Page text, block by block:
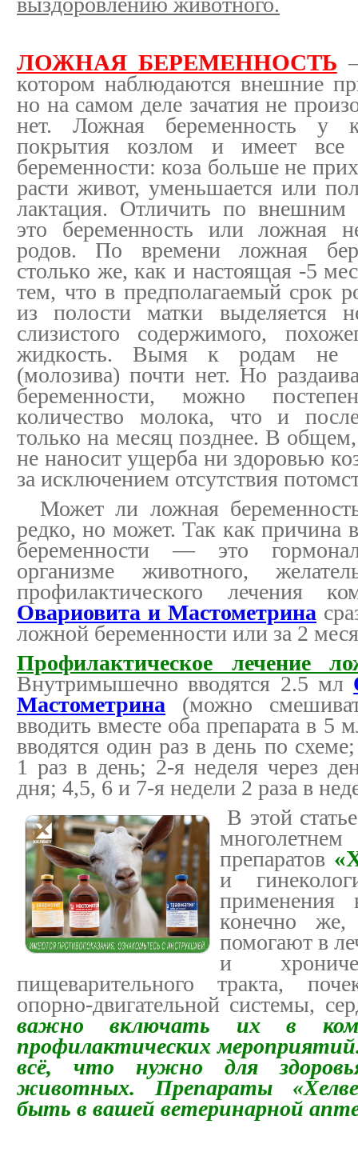
ЛОЖНАЯ БЕРЕМЕННОСТЬ
котором наблюдаются внешние
но на самом деле зачатия не
нет. Ложная беременность у
покрытия козлом и имеет все
беременности: коза больше не
расти живот, уменьшается или
лактация. Отличить по внешним
это беременность или ложная
родов. По времени ложная
столько же, как и настоящая -5
тем, что в предполагаемый срок
из полости матки выделяется
слизистого содержимого,
жидкость. Вымя к родам не
(молозива) почти нет. Но
беременности, можно
количество молока, что и
только на месяц позднее. В
не наносит ущерба ни здоровью
за исключением отсутствия
Может ли ложная
редко, но может. Так как причина
беременности — это
организме животного,
профилактического лечения
Овариовита и Мастометрина
ложной беременности или за 2
Профилактическое лечение
Внутримышечно вводятся 2.5 мл
Мастометрина (можно
вводить вместе оба препарата в
вводятся один раз в день по
1 раз в день; 2-я неделя через
дня; 4,5, 6 и 7-я недели 2 раза в
В этой
препаратов
и
применения
конечно
помогают в
и
пищеварительного тракта,
опорно-двигательной системы,
важно включать их в
профилактических
всё, что нужно для
животных. Препараты
быть в вашей ветеринарной